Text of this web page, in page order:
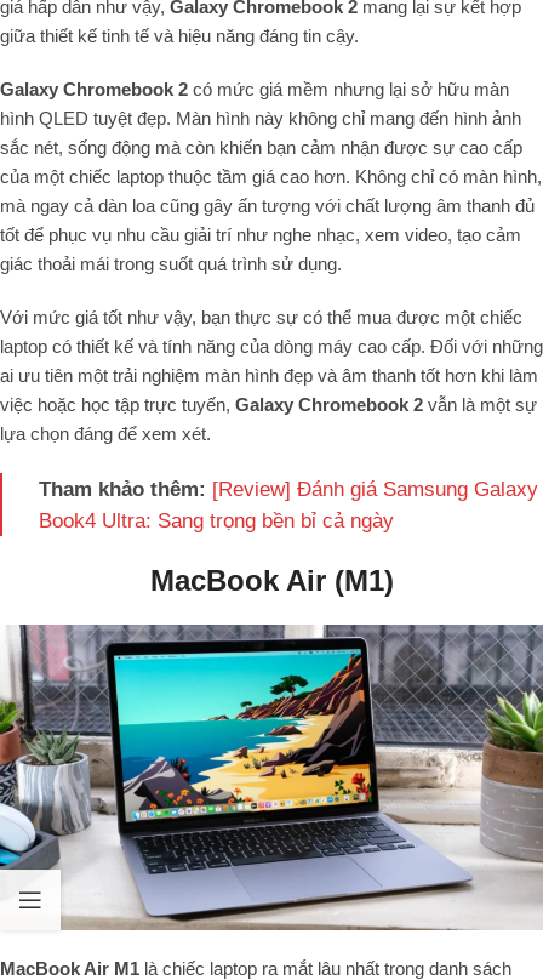
giá hấp dẫn như vậy, Galaxy Chromebook 2 mang lại sự kết hợp
giữa thiết kế tinh tế và hiệu năng đáng tin cậy.
Galaxy Chromebook 2 có mức giá mềm nhưng lại sở hữu màn
hình QLED tuyệt đẹp. Màn hình này không chỉ mang đến hình ảnh
sắc nét, sống động mà còn khiến bạn cảm nhận được sự cao cấp
của một chiếc laptop thuộc tầm giá cao hơn. Không chỉ có màn hình,
mà ngay cả dàn loa cũng gây ấn tượng với chất lượng âm thanh đủ
tốt để phục vụ nhu cầu giải trí như nghe nhạc, xem video, tạo cảm
giác thoải mái trong suốt quá trình sử dụng.
Với mức giá tốt như vậy, bạn thực sự có thể mua được một chiếc
laptop có thiết kế và tính năng của dòng máy cao cấp. Đối với những
ai ưu tiên một trải nghiệm màn hình đẹp và âm thanh tốt hơn khi làm
việc hoặc học tập trực tuyến, Galaxy Chromebook 2 vẫn là một sự
lựa chọn đáng để xem xét.
Tham khảo thêm: [Review] Đánh giá Samsung Galaxy
Book4 Ultra: Sang trọng bền bỉ cả ngày
MacBook Air (M1)
MacBook Air M1 là chiếc laptop ra mắt lâu nhất trong danh sách